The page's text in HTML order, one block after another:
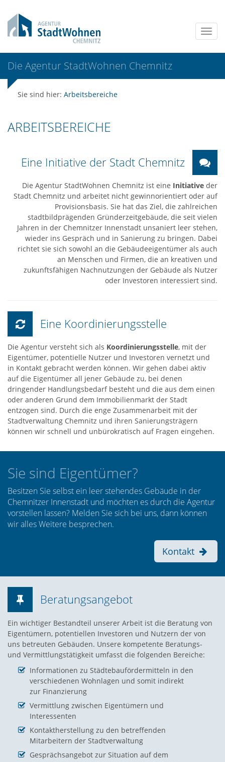
Die Agentur StadtWohnen Chemnitz
Sie sind hier: Arbeitsbereiche
ARBEITSBEREICHE
Eine Initiative der Stadt Chemnitz
Die Agentur StadtWohnen Chemnitz ist eine Initiative der
Stadt Chemnitz und arbeitet nicht gewinnorientiert oder auf
Provisionsbasis. Sie hat das Ziel, die zahlreichen
stadtbildprägenden Gründerzeitgebäude, die seit vielen
Jahren in der Chemnitzer Innenstadt unsaniert leer stehen,
wieder ins Gespräch und in Sanierung zu bringen. Dabei
richtet sie sich sowohl an die Gebäudeeigentümer als auch
an Menschen und Firmen, die an kreativen und
zukunftsfähigen Nachnutzungen der Gebäude als Nutzer
oder Investoren interessiert sind.
Eine Koordinierungsstelle
Die Agentur versteht sich als Koordinierungsstelle, mit der
Eigentümer, potentielle Nutzer und Investoren vernetzt und
in Kontakt gebracht werden können. Wir gehen dabei aktiv
auf die Eigentümer all jener Gebäude zu, bei denen
dringender Handlungsbedarf besteht und die aus dem einen
oder anderen Grund dem Immobilienmarkt der Stadt
entzogen sind. Durch die enge Zusammenarbeit mit der
Stadtverwaltung Chemnitz und ihren Sanierungsträgern
können wir schnell und unbürokratisch auf Fragen eingehen.
Sie sind Eigentümer?
Besitzen Sie selbst ein leer stehendes Gebäude in der
Chemnitzer Innenstadt und möchten es durch die Agentur
vorstellen lassen? Melden Sie sich bei uns, dann können
wir alles Weitere besprechen.
Kontakt
Beratungsangebot
Ein wichtiger Bestandteil unserer Arbeit ist die Beratung von
Eigentümern, potentiellen Investoren und Nutzern der von
uns betreuten Gebäuden. Unsere kompetente Beratungs-
und Vermittlungstätigkeit umfasst die folgenden Bereiche:
Informationen zu Städtebaufördermitteln in den
verschiedenen Wohnlagen und somit indirekt
zur Finanzierung
Vermittlung zwischen Eigentümern und
Interessenten
Kontaktherstellung zu den betreffenden
Mitarbeitern der Stadtverwaltung
Gesprächsangebot zur Situation auf dem